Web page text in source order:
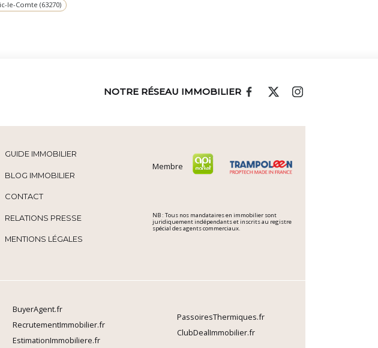
le-Comte (63270)
NOTRE RÉSEAU IMMOBILIER
GUIDE IMMOBILIER
BLOG IMMOBILIER
CONTACT
RELATIONS PRESSE
MENTIONS LÉGALES
Membre
NB : Tous nos mandataires en immobilier sont
juridiquement indépendants et inscrits au registre
spécial des agents commerciaux.
BuyerAgent.fr
RecrutementImmobilier.fr
EstimationImmobiliere.fr
PassoiresThermiques.fr
ClubDealImmobilier.fr